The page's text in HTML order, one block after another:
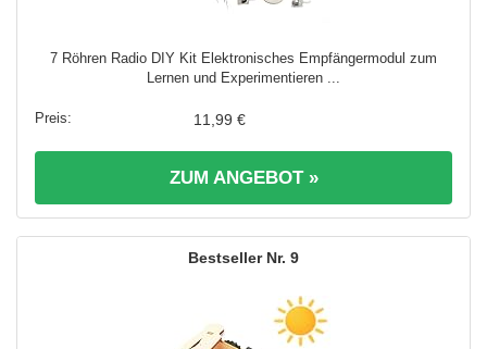
7 Röhren Radio DIY Kit Elektronisches Empfängermodul zum
Lernen und Experimentieren ...
11,99 €
ZUM ANGEBOT »
9